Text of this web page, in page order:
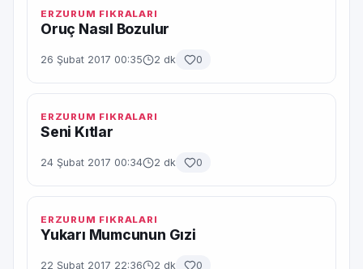
ERZURUM FIKRALARI
Oruç Nasıl Bozulur
26 Şubat 2017 00:35 2 dk 0
ERZURUM FIKRALARI
Seni Kıtlar
24 Şubat 2017 00:34 2 dk 0
ERZURUM FIKRALARI
Yukarı Mumcunun Gızi
22 Şubat 2017 22:36 2 dk 0